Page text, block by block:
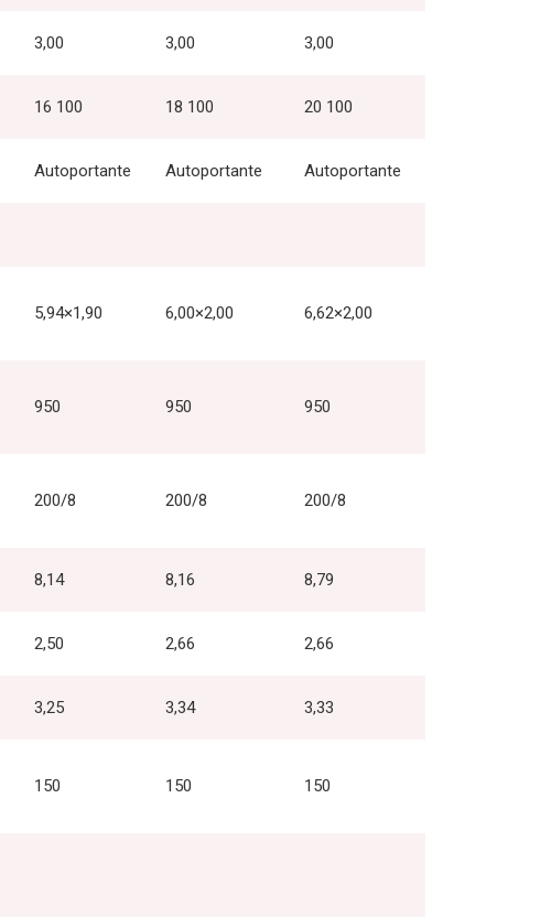
3,00 3,00 3,00
16 100 18 100 20 100
Autoportante Autoportante Autoportante
5,94×1,90 6,00×2,00 6,62×2,00
950 950 950
200/8 200/8 200/8
8,14 8,16 8,79
2,50 2,66 2,66
3,25 3,34 3,33
150 150 150